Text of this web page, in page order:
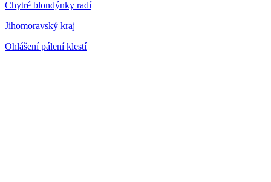
Chytré blondýnky radí
Jihomoravský kraj
Ohlášení pálení klestí